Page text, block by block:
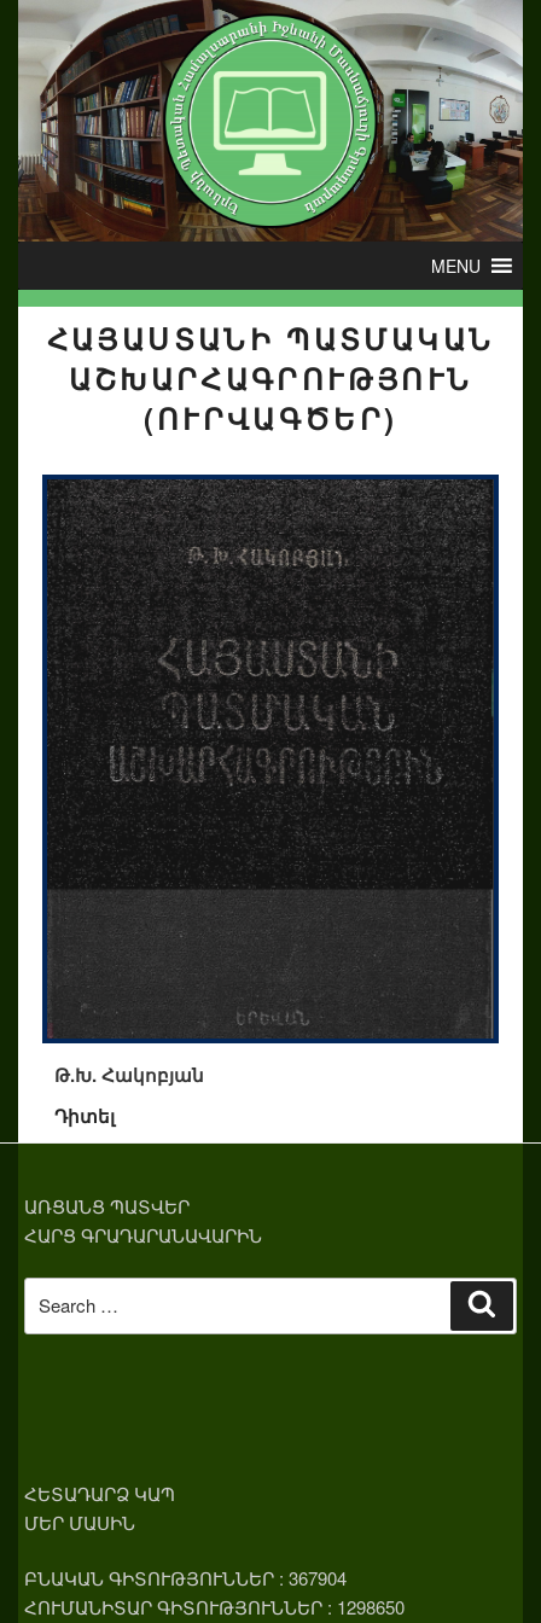
ՀԱՅԱՍՏԱՆԻ ՊԱՏՄԱԿԱՆ
ԱՇԽԱՐՀԱԳՐՈՒԹՅՈՒՆ
(ՈՒՐՎԱԳԾԵՐ)
Թ.Խ. Հակոբյան
Դիտել
ԱՌՑԱՆՑ ՊԱՏՎԵՐ
ՀԱՐՑ ԳՐԱԴԱՐԱՆԱՎԱՐԻՆ
for:
ՀԵՏԱԴԱՐՁ ԿԱՊ
ՄԵՐ ՄԱՍԻՆ
ԲՆԱԿԱՆ ԳԻՏՈՒԹՅՈՒՆՆԵՐ : 367904
ՀՈՒՄԱՆԻՏԱՐ ԳԻՏՈՒԹՅՈՒՆՆԵՐ : 1298650